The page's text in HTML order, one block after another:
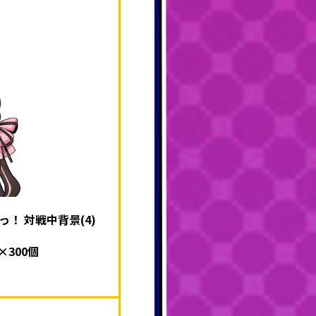
！ 対戦中背景(4)
個